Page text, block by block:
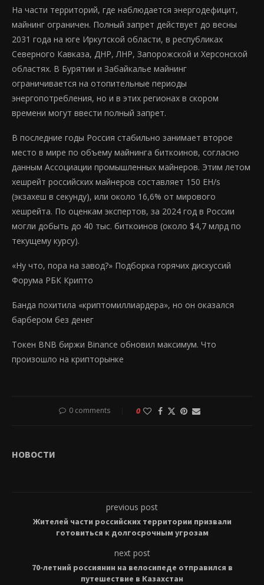
На части территорий, где наблюдается энергодефицит,
майнинг ограничен. Полный запрет действует до весны
2031 года на юге Иркутской области, в республиках
Северного Кавказа, ДНР, ЛНР, Запорожской и Херсонской
областях. В Бурятии и Забайкалье майнинг
ограничивается на отопительные периоды
энергопотребления, но и в этих регионах в скором
времени могут ввести полный запрет.
В последние годы Россия стабильно занимает второе
место в мире по объему майнинга биткоинов, согласно
данным Ассоциации промышленных майнеров. Этим летом
хешрейт российских майнеров составляет 150 EH/s
(экзахеш в секунду), или около 16,6% от мирового
хешрейта. По оценкам экспертов, за 2024 год в России
могли добыть до 40 тыс. биткоинов (около $4,7 млрд по
текущему курсу).
«Ну что, пора на завод?» Подборка горячих дискуссий
Форума РБК Крипто
Банда похитила «криптомиллиардера», но он оказался
барбером без денег
Токен BNB биржи Binance обновил максимум. Что
произошло на крипторынке
0 comments 0
НОВОСТИ
previous post
Жителей части российских территории призвали
готовиться к долгосрочным угрозам
next post
70-летний россиянин на велосипеде отправился в
путешествие в Казахстан